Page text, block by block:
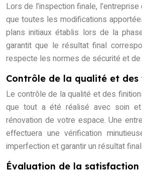
Lors de l’inspection finale,
que toutes les modifications
plans initiaux établis lors de la
garantit que le résultat final
respecte les normes de sécurité et de
Contrôle de la qualité et des
Le contrôle de la qualité et des
que tout a été réalisé avec soin
rénovation de votre espace. Une
effectuera une vérification
imperfection et garantir un résultat
Évaluation de la satisfaction